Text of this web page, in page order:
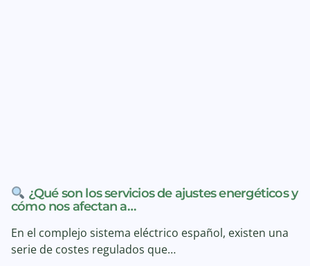
¿Qué son los servicios de ajustes energéticos y
cómo nos afectan a…
En el complejo sistema eléctrico español, existen una
serie de costes regulados que…